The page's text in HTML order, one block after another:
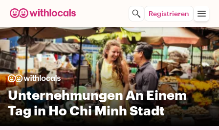
Registrieren
Unternehmungen An Einem
Tag in Ho Chi Minh Stadt